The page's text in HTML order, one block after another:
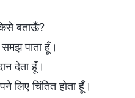
बताऊँ?
पाता हूँ।
देता हूँ।
लिए चिंतित होता हूँ।